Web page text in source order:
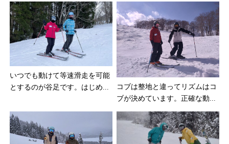
いつでも動けて等速滑走を可能
とするのが谷足です。はじめ...
コブは整地と違ってリズムはコ
ブが決めています。正確な動...